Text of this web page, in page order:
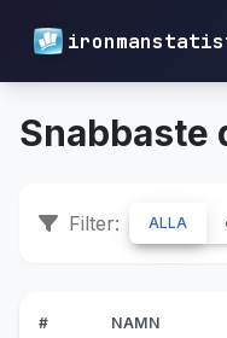
Snabbaste
Filter: ALLA
# NAMN